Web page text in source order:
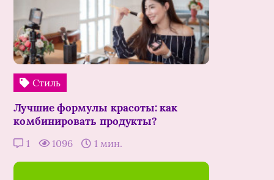
Стиль
Лучшие формулы красоты: как
комбинировать продукты?
1 1096 1 мин.